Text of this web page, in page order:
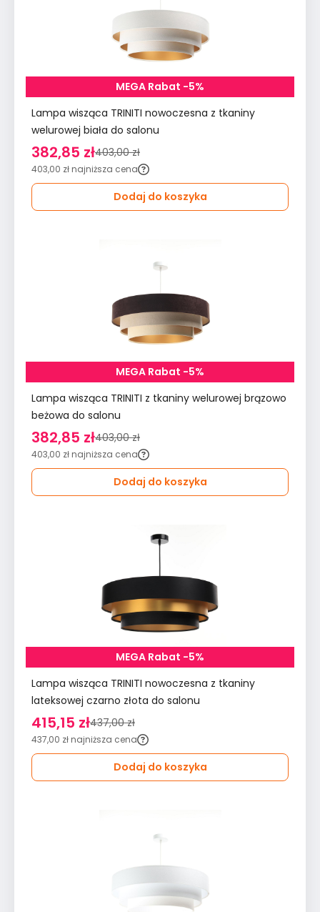
MEGA Rabat -5%
Lampa wisząca TRINITI nowoczesna z tkaniny
welurowej biała do salonu
382,85 zł403,00 zł
403,00 zł najniższa cena
Dodaj do koszyka
MEGA Rabat -5%
Lampa wisząca TRINITI z tkaniny welurowej brązowo
beżowa do salonu
382,85 zł403,00 zł
403,00 zł najniższa cena
Dodaj do koszyka
MEGA Rabat -5%
Lampa wisząca TRINITI nowoczesna z tkaniny
lateksowej czarno złota do salonu
415,15 zł437,00 zł
437,00 zł najniższa cena
Dodaj do koszyka